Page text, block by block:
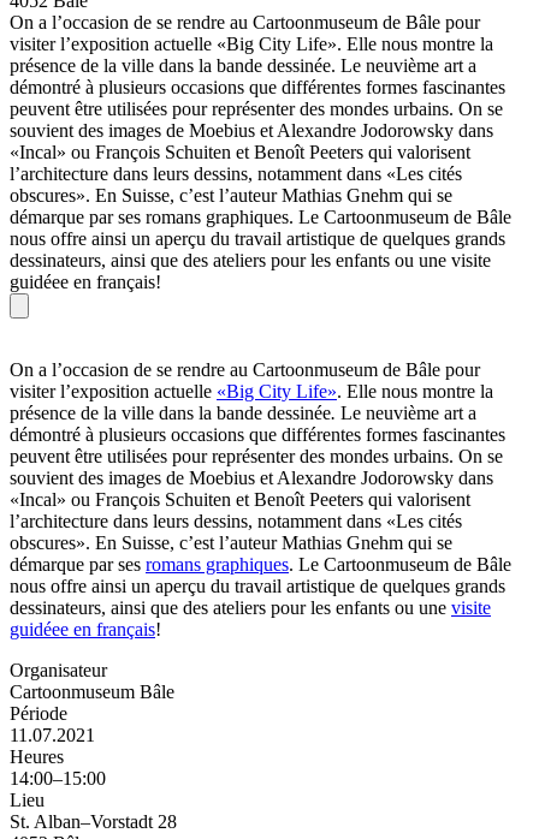
On a l’occasion de se rendre au Cartoonmuseum de Bâle pour
visiter l’exposition actuelle «Big City Life». Elle nous montre la
présence de la ville dans la bande dessinée. Le neuvième art a
démontré à plusieurs occasions que différentes formes fascinantes
peuvent être utilisées pour représenter des mondes urbains. On se
souvient des images de Moebius et Alexandre Jodorowsky dans
«Incal» ou François Schuiten et Benoît Peeters qui valorisent
l’architecture dans leurs dessins, notamment dans «Les cités
obscures». En Suisse, c’est l’auteur Mathias Gnehm qui se
démarque par ses romans graphiques. Le Cartoonmuseum de Bâle
nous offre ainsi un aperçu du travail artistique de quelques grands
dessinateurs, ainsi que des ateliers pour les enfants ou une visite
guidéee en français!
On a l’occasion de se rendre au Cartoonmuseum de Bâle pour
visiter l’exposition actuelle «Big City Life». Elle nous montre la
présence de la ville dans la bande dessinée. Le neuvième art a
démontré à plusieurs occasions que différentes formes fascinantes
peuvent être utilisées pour représenter des mondes urbains. On se
souvient des images de Moebius et Alexandre Jodorowsky dans
«Incal» ou François Schuiten et Benoît Peeters qui valorisent
l’architecture dans leurs dessins, notamment dans «Les cités
obscures». En Suisse, c’est l’auteur Mathias Gnehm qui se
démarque par ses romans graphiques. Le Cartoonmuseum de Bâle
nous offre ainsi un aperçu du travail artistique de quelques grands
dessinateurs, ainsi que des ateliers pour les enfants ou une visite
guidéee en français!
Organisateur
Cartoonmuseum Bâle
Période
11.07.2021
Heures
14:00–15:00
Lieu
St. Alban–Vorstadt 28